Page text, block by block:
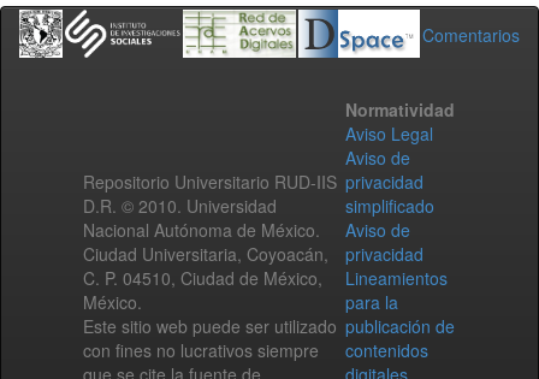
Comentarios
Repositorio Universitario RUD-IIS
D.R. © 2010. Universidad
Nacional Autónoma de México.
Ciudad Universitaria, Coyoacán,
C. P. 04510, Ciudad de México,
México.
Este sitio web puede ser utilizado
con fines no lucrativos siempre
que se cite la fuente de
Normatividad
Aviso Legal
Aviso de
privacidad
simplificado
Aviso de
privacidad
Lineamientos
para la
publicación de
contenidos
digitales